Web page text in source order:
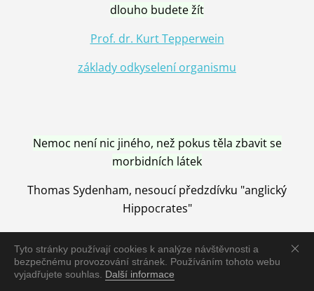
Tyto stránky používají cookies k analýze návštěvnosti a
bezpečnému provozování stránek. Používáním tohoto webu
vyjadřujete souhlas. Další informace
dlouho budete žít
Prof. dr. Kurt Tepperwein
základy odkyselení organismu
Nemoc není nic jiného, než pokus těla zbavit se
morbidních látek
Thomas Sydenham, nesoucí předzdívku "anglický
Hippocrates"
Nemoc je vyléčena jen pomocí Přírody, neutralizací a